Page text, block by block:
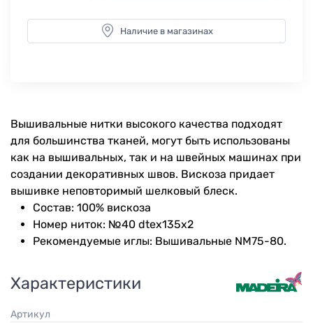
Наличие в магазинах
Вышивальные нитки высокого качества подходят
для большинства тканей, могут быть использованы
как на вышивальных, так и на швейных машинах при
создании декоративных швов. Вискоза придает
вышивке неповторимый шелковый блеск.
Состав: 100% вискоза
Номер ниток: №40 dtex135x2
Рекомендуемые иглы: Вышивальные NM75-80.
Характеристики
Артикул